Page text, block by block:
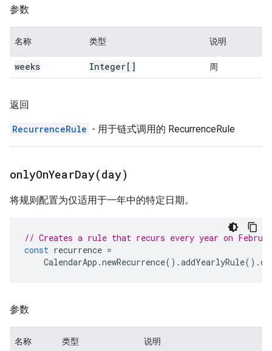
参数
名称 类型 说明
weeks Integer[] 周
返回
RecurrenceRule - 用于链式调用的 RecurrenceRule
onlyOnYearDay(day)
将规则配置为仅适用于一年中的特定日期。
// Creates a rule that recurs every year on
const recurrence =
CalendarApp .newRecurrence().addYearlyRule().
参数
名称 类型 说明